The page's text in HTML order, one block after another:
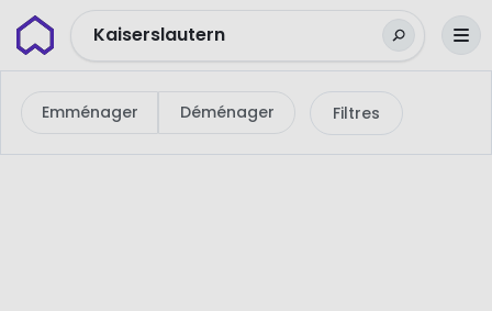
WunderflatsKaiserslautern
Emménager Déménager Filtres